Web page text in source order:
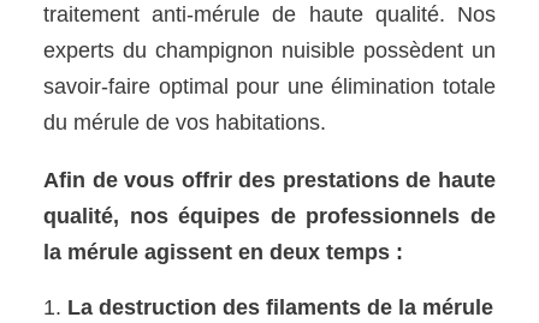
traitement anti-mérule de haute qualité. Nos
experts du champignon nuisible possèdent un
savoir-faire optimal pour une élimination totale
du mérule de vos habitations.
Afin de vous offrir des prestations de haute
qualité, nos équipes de professionnels de
la mérule agissent en deux temps :
La destruction des filaments de la mérule